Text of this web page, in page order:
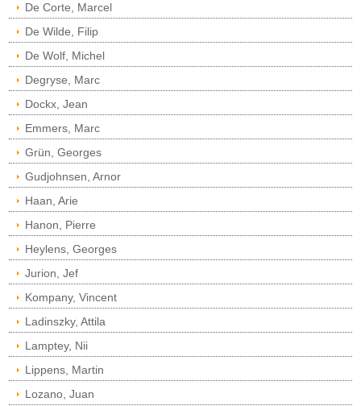
De Corte, Marcel
De Wilde, Filip
De Wolf, Michel
Degryse, Marc
Dockx, Jean
Emmers, Marc
Grün, Georges
Gudjohnsen, Arnor
Haan, Arie
Hanon, Pierre
Heylens, Georges
Jurion, Jef
Kompany, Vincent
Ladinszky, Attila
Lamptey, Nii
Lippens, Martin
Lozano, Juan